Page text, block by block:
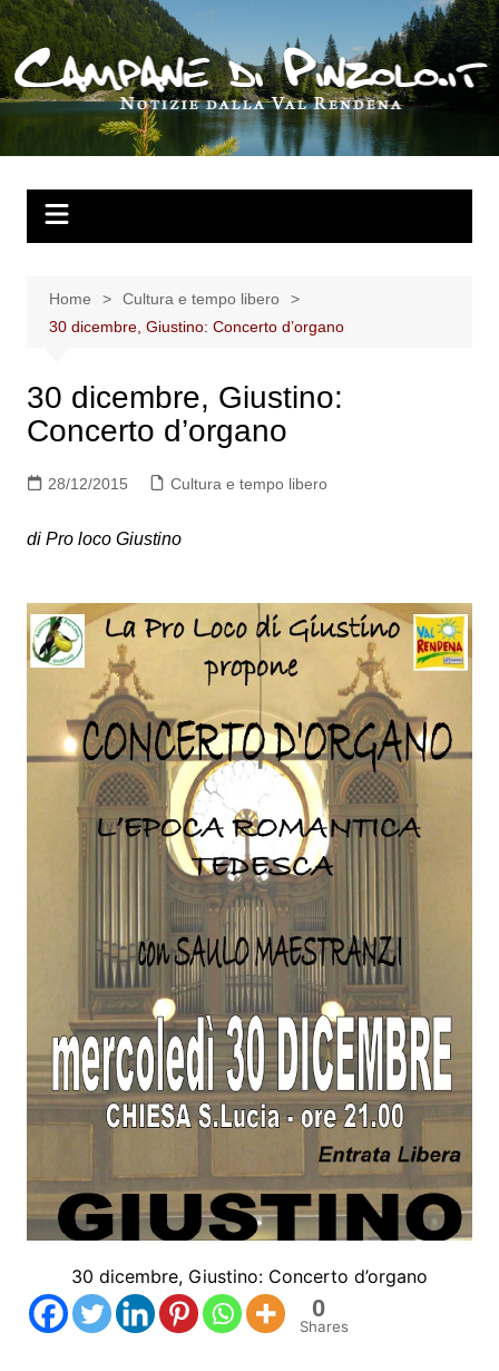
Salta
al
contenuto
Home
Cultura e tempo libero
30 dicembre, Giustino: Concerto d’organo
30 dicembre, Giustino:
Concerto d’organo
28/12/2015 Cultura e tempo libero
di Pro loco Giustino
30 dicembre, Giustino: Concerto d’organo
0
Shares